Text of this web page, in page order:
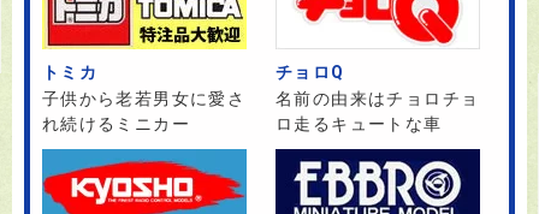
トミカ
子供から老若男女に愛さ
れ続けるミニカー
チョロQ
名前の由来はチョロチョ
ロ走るキュートな車